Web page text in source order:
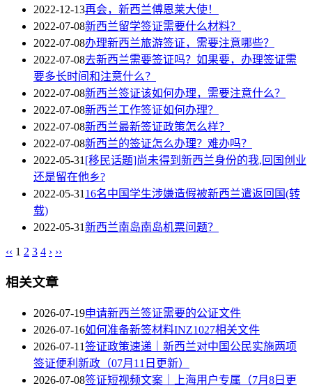
2022-12-13再会，新西兰傅恩莱大使！
2022-07-08新西兰留学签证需要什么材料？
2022-07-08办理新西兰旅游签证，需要注意哪些？
2022-07-08去新西兰需要签证吗？如果要，办理签证需
要多长时间和注意什么？
2022-07-08新西兰签证该如何办理，需要注意什么？
2022-07-08新西兰工作签证如何办理？
2022-07-08新西兰最新签证政策怎么样？
2022-07-08新西兰的签证怎么办理？难办吗？
2022-05-31 [移民话题]尚未得到新西兰身份的我,回国创业
还是留在他乡?
2022-05-31 16名中国学生涉嫌造假被新西兰遣返回国(转
载)
2022-05-31新西兰南岛南岛机票问题？
‹‹ 1 2 3 4 › ››
相关文章
2026-07-19申请新西兰签证需要的公证文件
2026-07-16如何准备新签材料INZ1027相关文件
2026-07-11签证政策速递｜新西兰对中国公民实施两项
签证便利新政（07月11日更新）
2026-07-08签证短视频文案｜上海用户专属（7月8日更